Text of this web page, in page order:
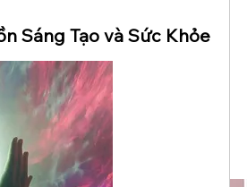
Sáng Tạo và Sức Khỏe